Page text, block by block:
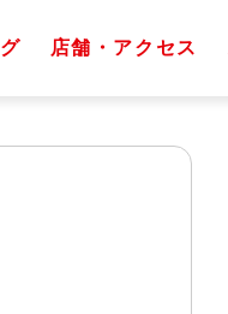
店舗・アクセス